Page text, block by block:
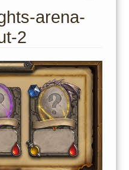
arena-
2